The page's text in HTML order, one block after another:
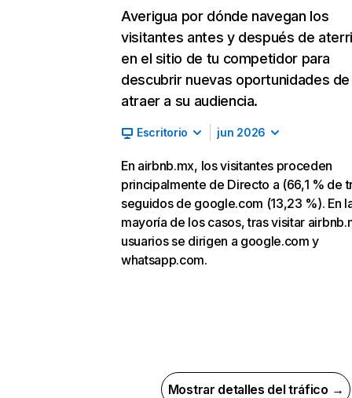
Averigua por dónde navegan los
visitantes antes y después de
en el sitio de tu competidor para
descubrir nuevas oportunidades de
atraer a su audiencia.
Escritorio jun 2026
En airbnb.mx, los visitantes proceden
principalmente de Directo a (66,1 % de
seguidos de google.com (13,23 %). En
mayoría de los casos, tras visitar
usuarios se dirigen a google.com y
whatsapp.com.
Mostrar detalles del tráfico →